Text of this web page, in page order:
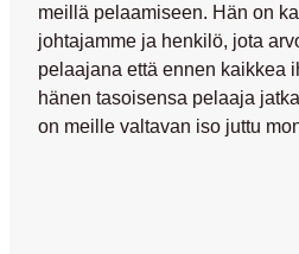
meillä pelaamiseen. Hän on
johtajamme ja henkilö, jota
pelaajana että ennen kaikkea
hänen tasoisensa pelaaja
on meille valtavan iso juttu